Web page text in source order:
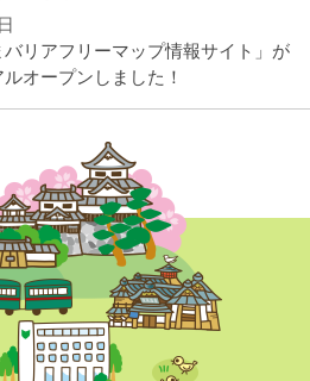
バリアフリーマップ情報サイト」が
オープンしました！